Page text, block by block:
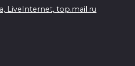
LiveInternet, top.mail.ru